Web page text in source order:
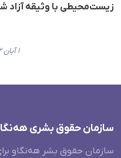
زیست‌محیطی با وثیقه آزاد
۱ آبان ۱۴۰۲، ۱۳:۴۰
سازمان حقوق بشری
سازمان حقوق بشر هه‌نگاو